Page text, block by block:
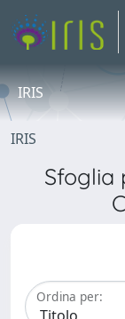
IRIS
IRIS
Sfoglia
Ordina per: